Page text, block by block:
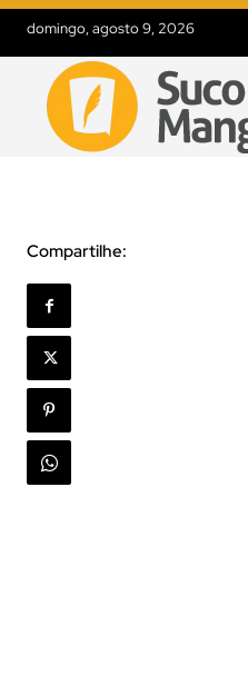
domingo, agosto 9, 2026
Compartilhe: